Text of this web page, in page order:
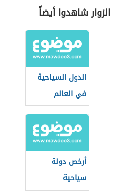
الزوار شاهدوا أيضاً
الدول السياحية
في العالم
أرخص دولة
سياحية